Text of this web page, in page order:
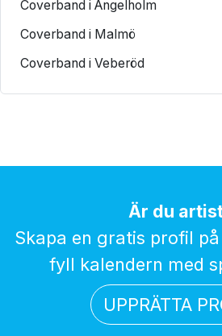
Coverband i Ängelholm
Coverband i Malmö
Coverband i Veberöd
Är du
Skapa en gratis profil
fyll kalendern med
UPPRÄTTA